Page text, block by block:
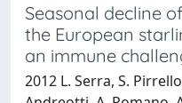
Seasonal decline
the European
an immune
2012 L. Serra, S.